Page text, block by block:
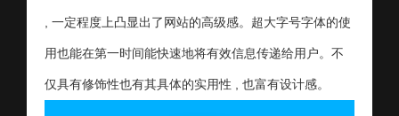
, 一定程度上凸显出了网站的高级感。超大字号字体的使
用也能在第一时间能快速地将有效信息传递给用户。不
仅具有修饰性也有其具体的实用性 , 也富有设计感。